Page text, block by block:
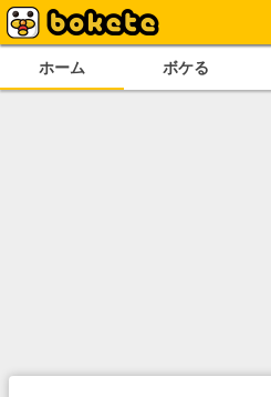
ホーム ボケる